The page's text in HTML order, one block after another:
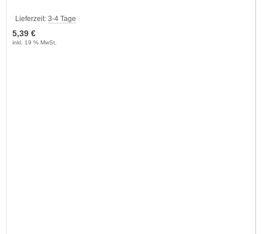
Lieferzeit: 3-4 Tage
5,39 €
inkl. 19 % MwSt.